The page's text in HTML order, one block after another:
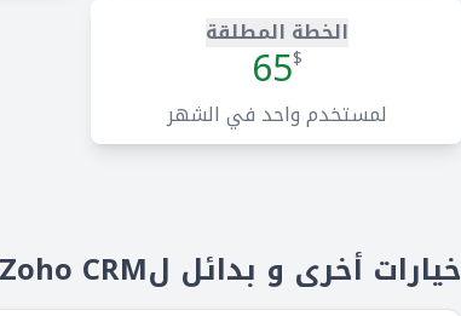
الخطة المطلقة
$
65
لمستخدم واحد في الشهر
خيارات أخرى و بدائل لZoho CRM